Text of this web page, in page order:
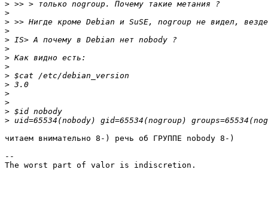
>
>
>
>
>
>
>
>
>
>
>
>
>
>
читаем внимательно 8-) речь об ГРУППЕ nobody 8-)
--
The worst part of valor is indiscretion.